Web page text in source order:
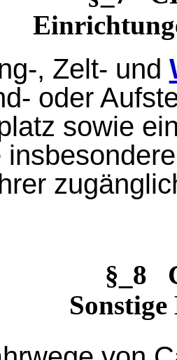
, Zelt- und
oder
sowie
§_8